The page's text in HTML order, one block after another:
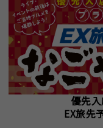
優先
EX旅先